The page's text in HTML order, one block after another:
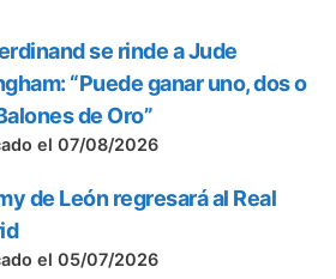
se rinde a Jude
“Puede ganar uno, dos o
de Oro”
el 07/08/2026
de León regresará al Real
el 05/07/2026